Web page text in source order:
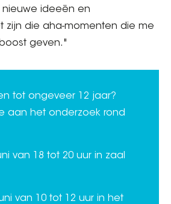
nieuwe ideeën en
zijn die aha-momenten die me
geven."
tot ongeveer 12 jaar?
aan het onderzoek rond
van 18 tot 20 uur in zaal
van 10 tot 12 uur in het